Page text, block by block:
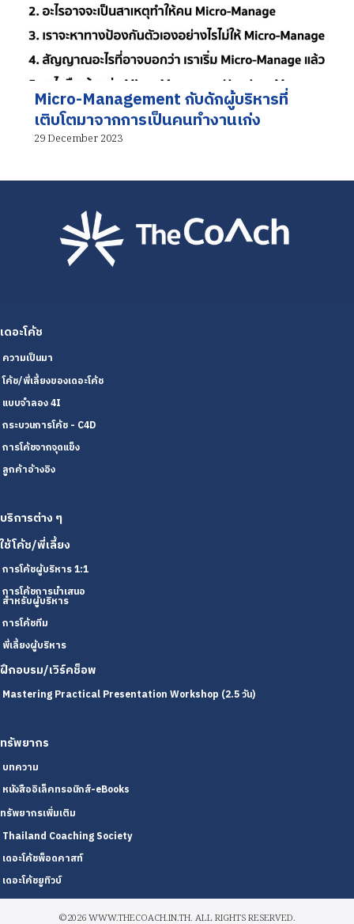
Micro-Management กับดักผู้บริหารที่
เติบโตมาจากการเป็นคนทำงานเก่ง
29 December 2023
เดอะโค้ช
ความเป็นมา
โค้ช/พี่เลี้ยงของเดอะโค้ช
แบบจำลอง 4I
กระบวนการโค้ช - C4D
การโค้ชจากจุดแข็ง
ลูกค้าอ้างอิง
บริการต่าง ๆ
ใช้โค้ช/พี่เลี้ยง
การโค้ชผู้บริหาร 1:1
การโค้ชการนำเสนอ
สำหรับผู้บริหาร
การโค้ชทีม
พี่เลี้ยงผู้บริหาร
ฝึกอบรม/เวิร์คช็อพ
Mastering Practical Presentation Workshop (2.5 วัน)
ทรัพยากร
บทความ
หนังสืออิเล็คทรอนิกส์-eBooks
ทรัพยากรเพิ่มเติม
Thailand Coaching Society
เดอะโค้ชพ็อดคาสท์
เดอะโค้ชยูทิวบ์
©2026 WWW.THECOACH.IN.TH. ALL RIGHTS RESERVED.